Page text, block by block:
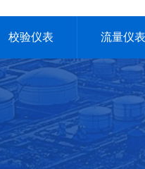
校验仪表 流量仪表